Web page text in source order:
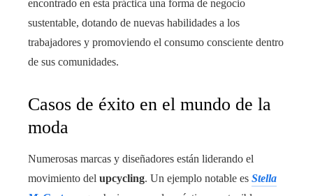
encontrado en esta práctica una forma de negocio
sustentable, dotando de nuevas habilidades a los
trabajadores y promoviendo el consumo consciente dentro
de sus comunidades.
Casos de éxito en el mundo de la
moda
Numerosas marcas y diseñadores están liderando el
movimiento del upcycling. Un ejemplo notable es Stella